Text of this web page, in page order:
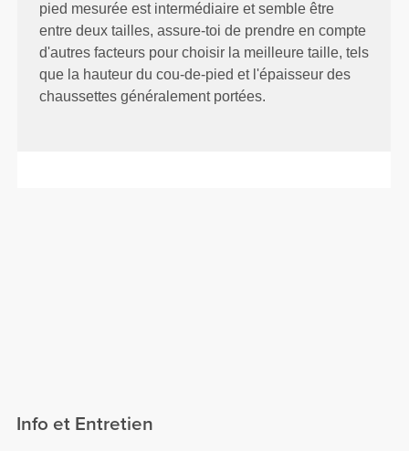
pied mesurée est intermédiaire et semble être
entre deux tailles, assure-toi de prendre en compte
d'autres facteurs pour choisir la meilleure taille, tels
que la hauteur du cou-de-pied et l'épaisseur des
chaussettes généralement portées.
Info et Entretien